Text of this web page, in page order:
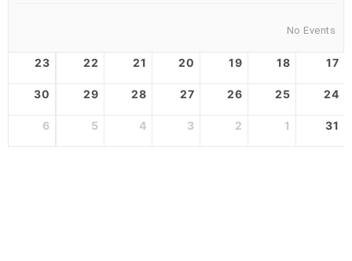
No Events
17
18
19
20
21
22
23
24
25
26
27
28
29
30
31
1
2
3
4
5
6